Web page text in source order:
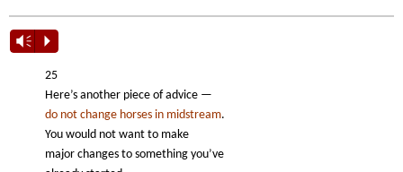
Vm P
25
Here’s another piece of advice —
do not change horses in midstream.
You would not want to make
major changes to something you’ve